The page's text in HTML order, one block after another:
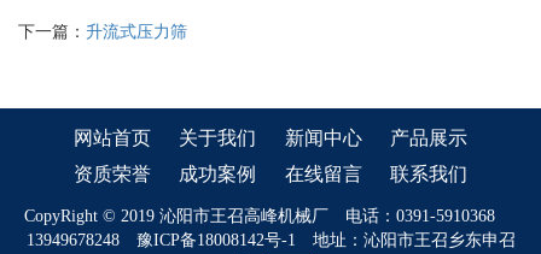
下一篇： 升流式压力筛
网站首页 关于我们 新闻中心
产品展示
资质荣誉
成功案例 在线留言 联系我们
CopyRight © 2019 沁阳市王召高峰机械厂 电话：0391-5910368
13949678248 豫ICP备18008142号-1 地址：沁阳市王召乡东申召